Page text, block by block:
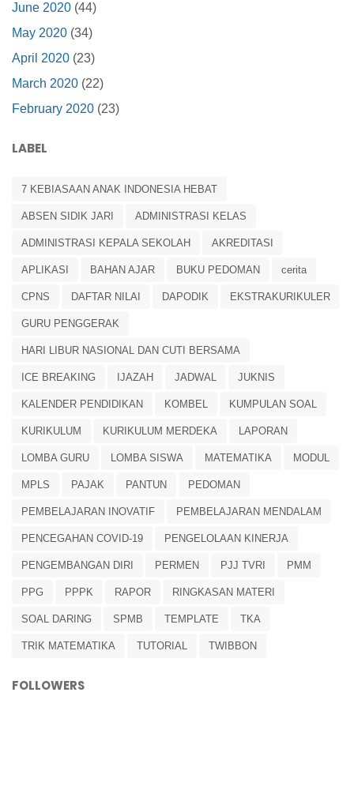
June 2020 (44)
May 2020 (34)
April 2020 (23)
March 2020 (22)
February 2020 (23)
LABEL
7 KEBIASAAN ANAK INDONESIA HEBAT
ABSEN SIDIK JARI ADMINISTRASI KELAS
ADMINISTRASI KEPALA SEKOLAH AKREDITASI
APLIKASI BAHAN AJAR BUKU PEDOMAN cerita
CPNS DAFTAR NILAI DAPODIK EKSTRAKURIKULER
GURU PENGGERAK
HARI LIBUR NASIONAL DAN CUTI BERSAMA
ICE BREAKING IJAZAH JADWAL JUKNIS
KALENDER PENDIDIKAN KOMBEL KUMPULAN SOAL
KURIKULUM KURIKULUM MERDEKA LAPORAN
LOMBA GURU LOMBA SISWA MATEMATIKA MODUL
MPLS PAJAK PANTUN PEDOMAN
PEMBELAJARAN INOVATIF PEMBELAJARAN MENDALAM
PENCEGAHAN COVID-19 PENGELOLAAN KINERJA
PENGEMBANGAN DIRI PERMEN PJJ TVRI PMM
PPG PPPK RAPOR RINGKASAN MATERI
SOAL DARING SPMB TEMPLATE TKA
TRIK MATEMATIKA TUTORIAL TWIBBON
FOLLOWERS